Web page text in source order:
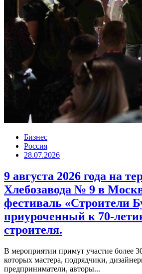
Бизнес
Россия
28.07.2026
9 августа 2026 года на
Хлебозавода № 9 в
фестиваль «Строители
приуроченный к 70-
строителя.
В мероприятии примут участие более
которых мастера, подрядчики,
предприниматели, авторы...